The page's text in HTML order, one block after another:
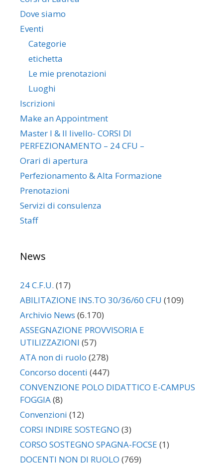
Dove siamo
Eventi
Categorie
etichetta
Le mie prenotazioni
Luoghi
Iscrizioni
Make an Appointment
Master I & II livello- CORSI DI
PERFEZIONAMENTO – 24 CFU –
Orari di apertura
Perfezionamento & Alta Formazione
Prenotazioni
Servizi di consulenza
Staff
News
24 C.F.U. (17)
ABILITAZIONE INS.TO 30/36/60 CFU (109)
Archivio News (6.170)
ASSEGNAZIONE PROVVISORIA E
UTILIZZAZIONI (57)
ATA non di ruolo (278)
Concorso docenti (447)
CONVENZIONE POLO DIDATTICO E-CAMPUS
FOGGIA(8)
Convenzioni (12)
CORSI INDIRE SOSTEGNO (3)
CORSO SOSTEGNO SPAGNA-FOCSE (1)
DOCENTI NON DI RUOLO (769)